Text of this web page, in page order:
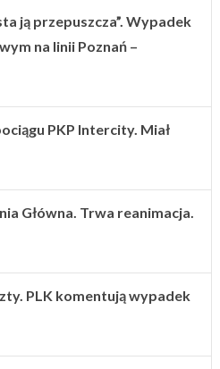
ją przepuszcza”. Wypadek
na linii Poznań –
PKP Intercity. Miał
Główna. Trwa reanimacja.
PLK komentują wypadek